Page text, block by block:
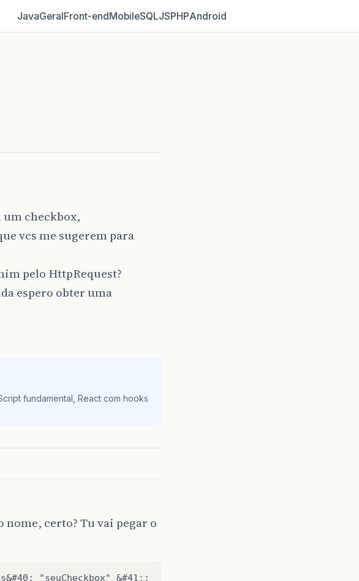
JavaGeralFront‑endMobileSQLJSPHPAndroid
checkbox,
vcs me sugerem para
pelo HttpRequest?
espero obter uma
fundamental, React com hooks
nome, certo? Tu vai pegar o